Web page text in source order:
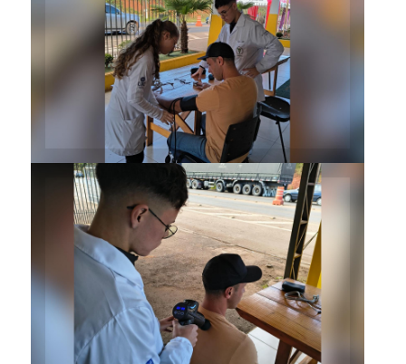
Ações proporcionaram melhor
bem-estar aos motoristas
Ações proporcionaram melhor
bem-estar aos motoristas